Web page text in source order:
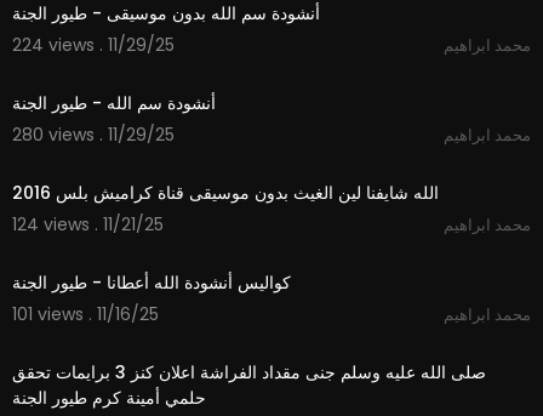
أنشودة سم الله بدون موسيقى - طيور الجنة
224 views . 11/29/25
محمد ابراهيم
أنشودة سم الله - طيور الجنة
280 views . 11/29/25
محمد ابراهيم
الله شايفنا لين الغيث بدون موسيقى قناة كراميش بلس 2016
124 views . 11/21/25
محمد ابراهيم
كواليس أنشودة الله أعطانا - طيور الجنة
101 views . 11/16/25
محمد ابراهيم
صلى الله عليه وسلم جنى مقداد الفراشة اعلان كنز 3 برايمات تحقق
حلمي أمينة كرم طيور الجنة